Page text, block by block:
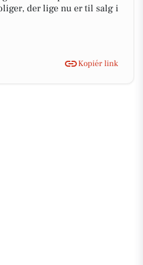
der lige nu er til salg i
Kopiér link